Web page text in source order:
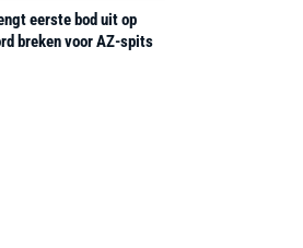
eerste bod uit op
breken voor AZ-spits